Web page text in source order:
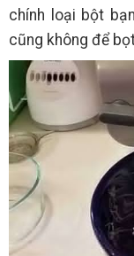
chính loại bột
cũng không để